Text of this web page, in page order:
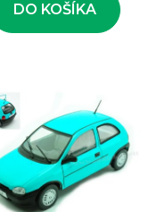
DO KOŠÍKA